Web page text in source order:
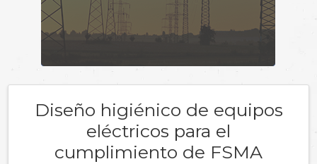
Diseño higiénico de equipos
eléctricos para el
cumplimiento de FSMA